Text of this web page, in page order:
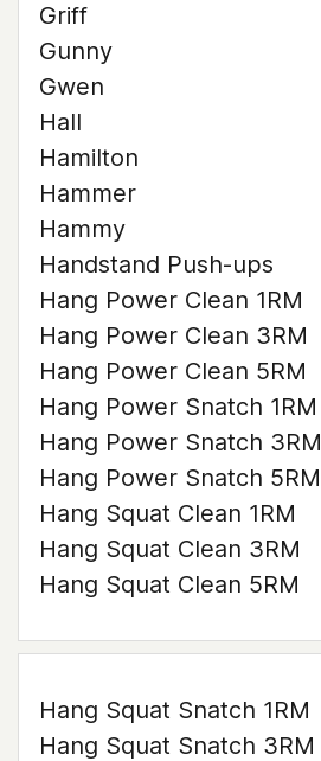
Griff
Gunny
Gwen
Hall
Hamilton
Hammer
Hammy
Handstand Push-ups
Hang Power Clean 1RM
Hang Power Clean 3RM
Hang Power Clean 5RM
Hang Power Snatch 1RM
Hang Power Snatch 3RM
Hang Power Snatch 5RM
Hang Squat Clean 1RM
Hang Squat Clean 3RM
Hang Squat Clean 5RM
Hang Squat Snatch 1RM
Hang Squat Snatch 3RM